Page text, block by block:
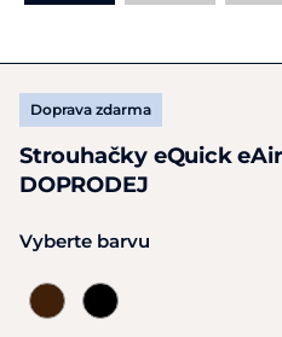
Doprava zdarma
Strouhačky eQuick
DOPRODEJ
Vyberte barvu